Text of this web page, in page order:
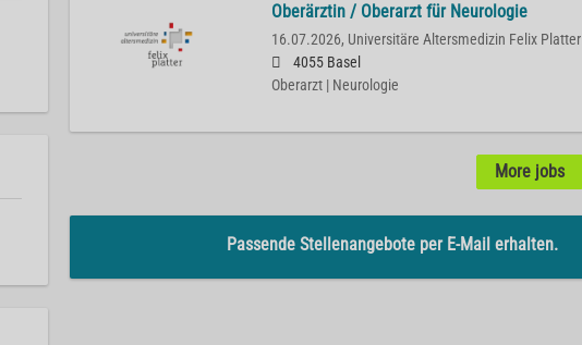
Oberärztin / Oberarzt für Neurologie
16.07.2026, Universitäre Altersmedizin Felix Platter
4055 Basel
Oberarzt | Neurologie
More jobs
Passende Stellenangebote per E-Mail erhalten.